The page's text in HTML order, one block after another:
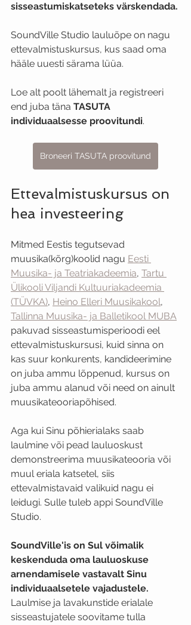
sisseastumiskatseteks värskendada.
SoundVille Studio lauluõpe on nagu
ettevalmistuskursus, kus saad oma
hääle uuesti särama lüüa.
Loe alt poolt lähemalt ja registreeri
end juba täna TASUTA
individuaalsesse proovitundi.
Broneeri TASUTA proovitund
Ettevalmistuskursus on
hea investeering
Mitmed Eestis tegutsevad
muusika(kõrg)koolid nagu Eesti
Muusika- ja Teatriakadeemia, Tartu
Ülikooli Viljandi Kultuuriakadeemia
(TÜVKA), Heino Elleri Muusikakool,
Tallinna Muusika- ja Balletikool MUBA
pakuvad sisseastumisperioodi eel
ettevalmistuskursusi, kuid sinna on
kas suur konkurents, kandideerimine
on juba ammu lõppenud, kursus on
juba ammu alanud või need on ainult
muusikateooriapõhised.
Aga kui Sinu põhierialaks saab
laulmine või pead lauluoskust
demonstreerima muusikateooria või
muul eriala katsetel, siis
ettevalmistavaid valikuid nagu ei
leidugi. Sulle tuleb appi SoundVille
Studio.
SoundVille'is on Sul võimalik
keskenduda oma lauluoskuse
arnendamisele vastavalt Sinu
individuaalsetele vajadustele.
Laulmise ja lavakunstide erialale
sisseastujatele soovitame tulla